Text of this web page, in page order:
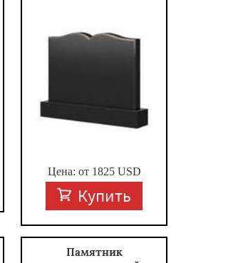
Цена: от 1825USD
Купить
Памятник